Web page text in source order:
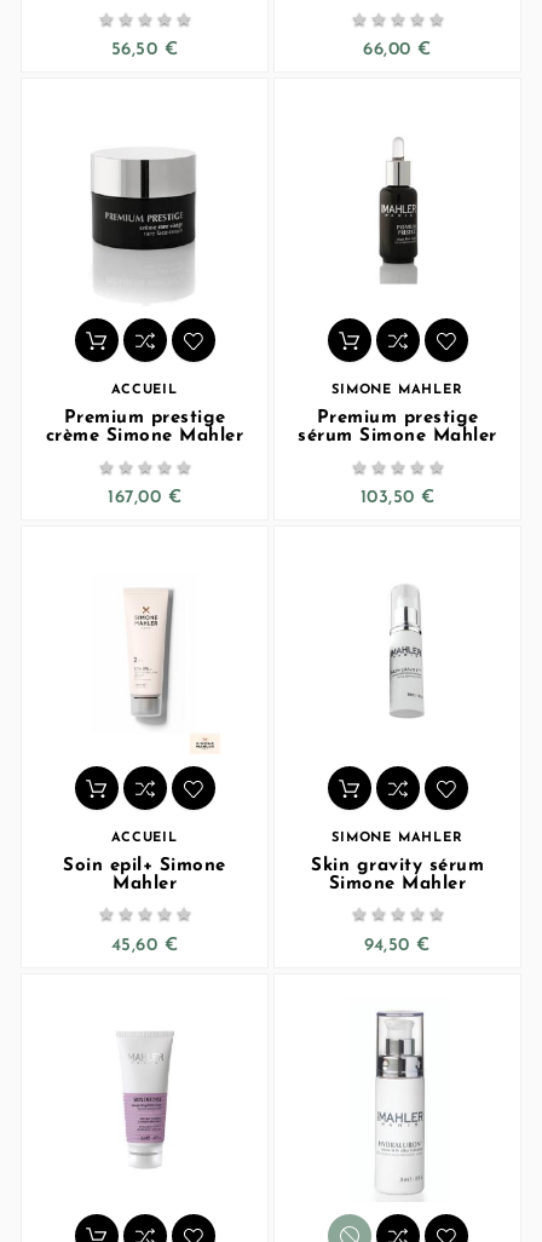
    
56,50 €
    
66,00 €
ACCUEIL
Premium prestige
crème Simone Mahler
    
167,00 €
SIMONE MAHLER
Premium prestige
sérum Simone Mahler
    
103,50 €
ACCUEIL
Soin epil+ Simone
Mahler
    
45,60 €
SIMONE MAHLER
Skin gravity sérum
Simone Mahler
    
94,50 €